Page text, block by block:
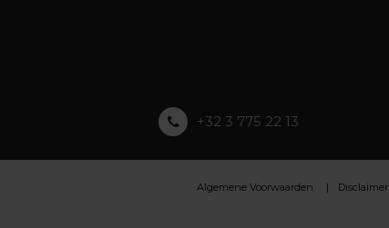
+32 3 775 22 13
Algemene Voorwaarden Disclaimer